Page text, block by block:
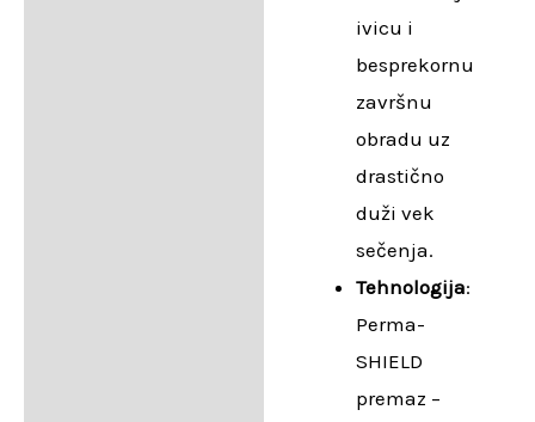
ivicu i
besprekornu
završnu
obradu uz
drastično
duži vek
sečenja.
Tehnologija:
Perma-
SHIELD
premaz –